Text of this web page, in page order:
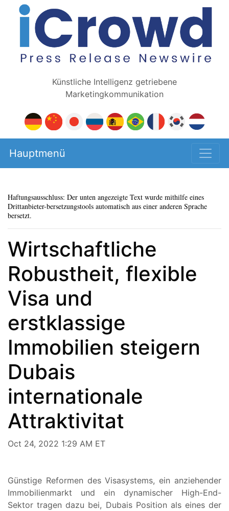
Künstliche Intelligenz getriebene
Marketingkommunikation
Hauptmenü
Haftungsausschluss: Der unten angezeigte Text wurde mithilfe eines
Drittanbieter-bersetzungstools automatisch aus einer anderen Sprache
bersetzt.
Wirtschaftliche
Robustheit, flexible
Visa und
erstklassige
Immobilien steigern
Dubais
internationale
Attraktivitat
Oct 24, 2022 1:29 AM ET
Günstige Reformen des Visasystems, ein anziehender
Immobilienmarkt und ein dynamischer High-End-
Sektor tragen dazu bei, Dubais Position als eines der